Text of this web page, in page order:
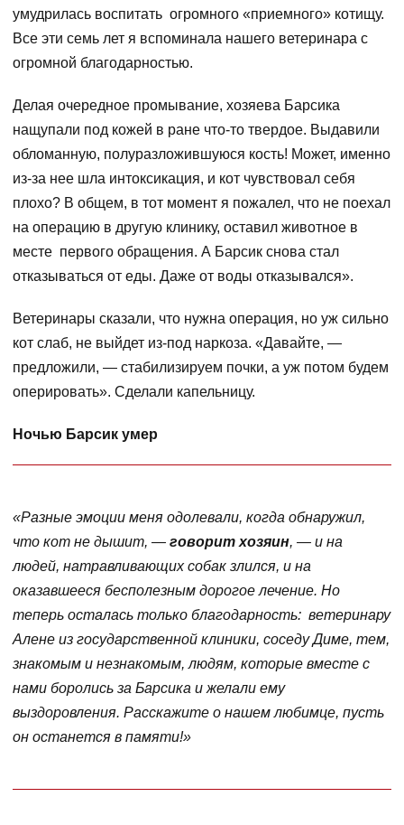
умудрилась воспитать огромного «приемного» котищу.
Все эти семь лет я вспоминала нашего ветеринара с
огромной благодарностью.
Делая очередное промывание, хозяева Барсика
нащупали под кожей в ране что-то твердое. Выдавили
обломанную, полуразложившуюся кость! Может, именно
из-за нее шла интоксикация, и кот чувствовал себя
плохо? В общем, в тот момент я пожалел, что не поехал
на операцию в другую клинику, оставил животное в
месте первого обращения. А Барсик снова стал
отказываться от еды. Даже от воды отказывался».
Ветеринары сказали, что нужна операция, но уж сильно
кот слаб, не выйдет из-под наркоза. «Давайте, —
предложили, — стабилизируем почки, а уж потом будем
оперировать». Сделали капельницу.
Ночью Барсик умер
«Разные эмоции меня одолевали, когда обнаружил,
что кот не дышит, — говорит хозяин, — и на
людей, натравливающих собак злился, и на
оказавшееся бесполезным дорогое лечение. Но
теперь осталась только благодарность: ветеринару
Алене из государственной клиники, соседу Диме, тем,
знакомым и незнакомым, людям, которые вместе с
нами боролись за Барсика и желали ему
выздоровления. Расскажите о нашем любимце, пусть
он останется в памяти!»